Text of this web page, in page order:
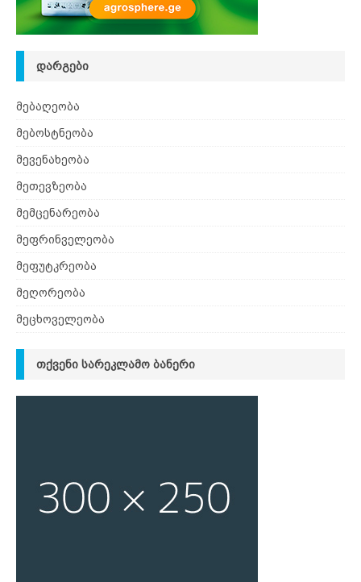
ᲓᲐᲠᲒᲔᲑᲘ
მებაღეობა
მებოსტნეობა
მევენახეობა
მეთევზეობა
მემცენარეობა
მეფრინველეობა
მეფუტკრეობა
მეღორეობა
მეცხოველეობა
ᲗᲥᲕᲔᲜᲘ ᲡᲐᲠᲔᲙᲚᲐᲛᲝ ᲑᲐᲜᲔᲠᲘ